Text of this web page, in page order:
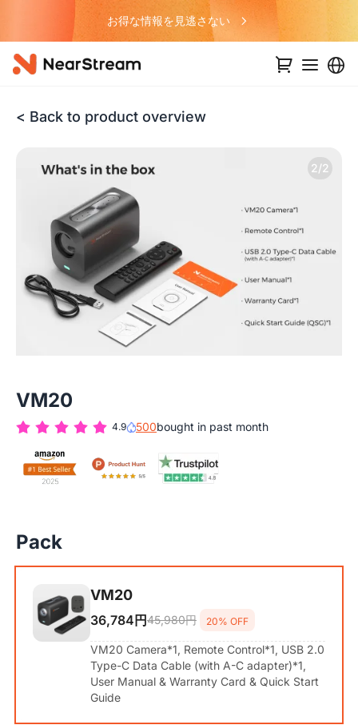
お得な情報を見逃さない レゴ
< Back to product overview
2/2
VM20
4.9 500bought in past month
Pack
VM20
36,784円45,980円 20% OFF
VM20 Camera*1, Remote Control*1, USB 2.0
Type-C Data Cable (with A-C adapter)*1,
User Manual & Warranty Card & Quick Start
Guide